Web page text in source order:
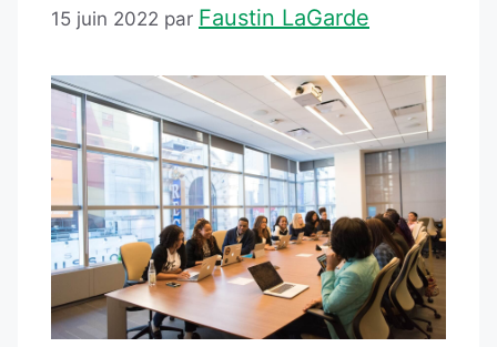
15 juin 2022 par Faustin LaGarde